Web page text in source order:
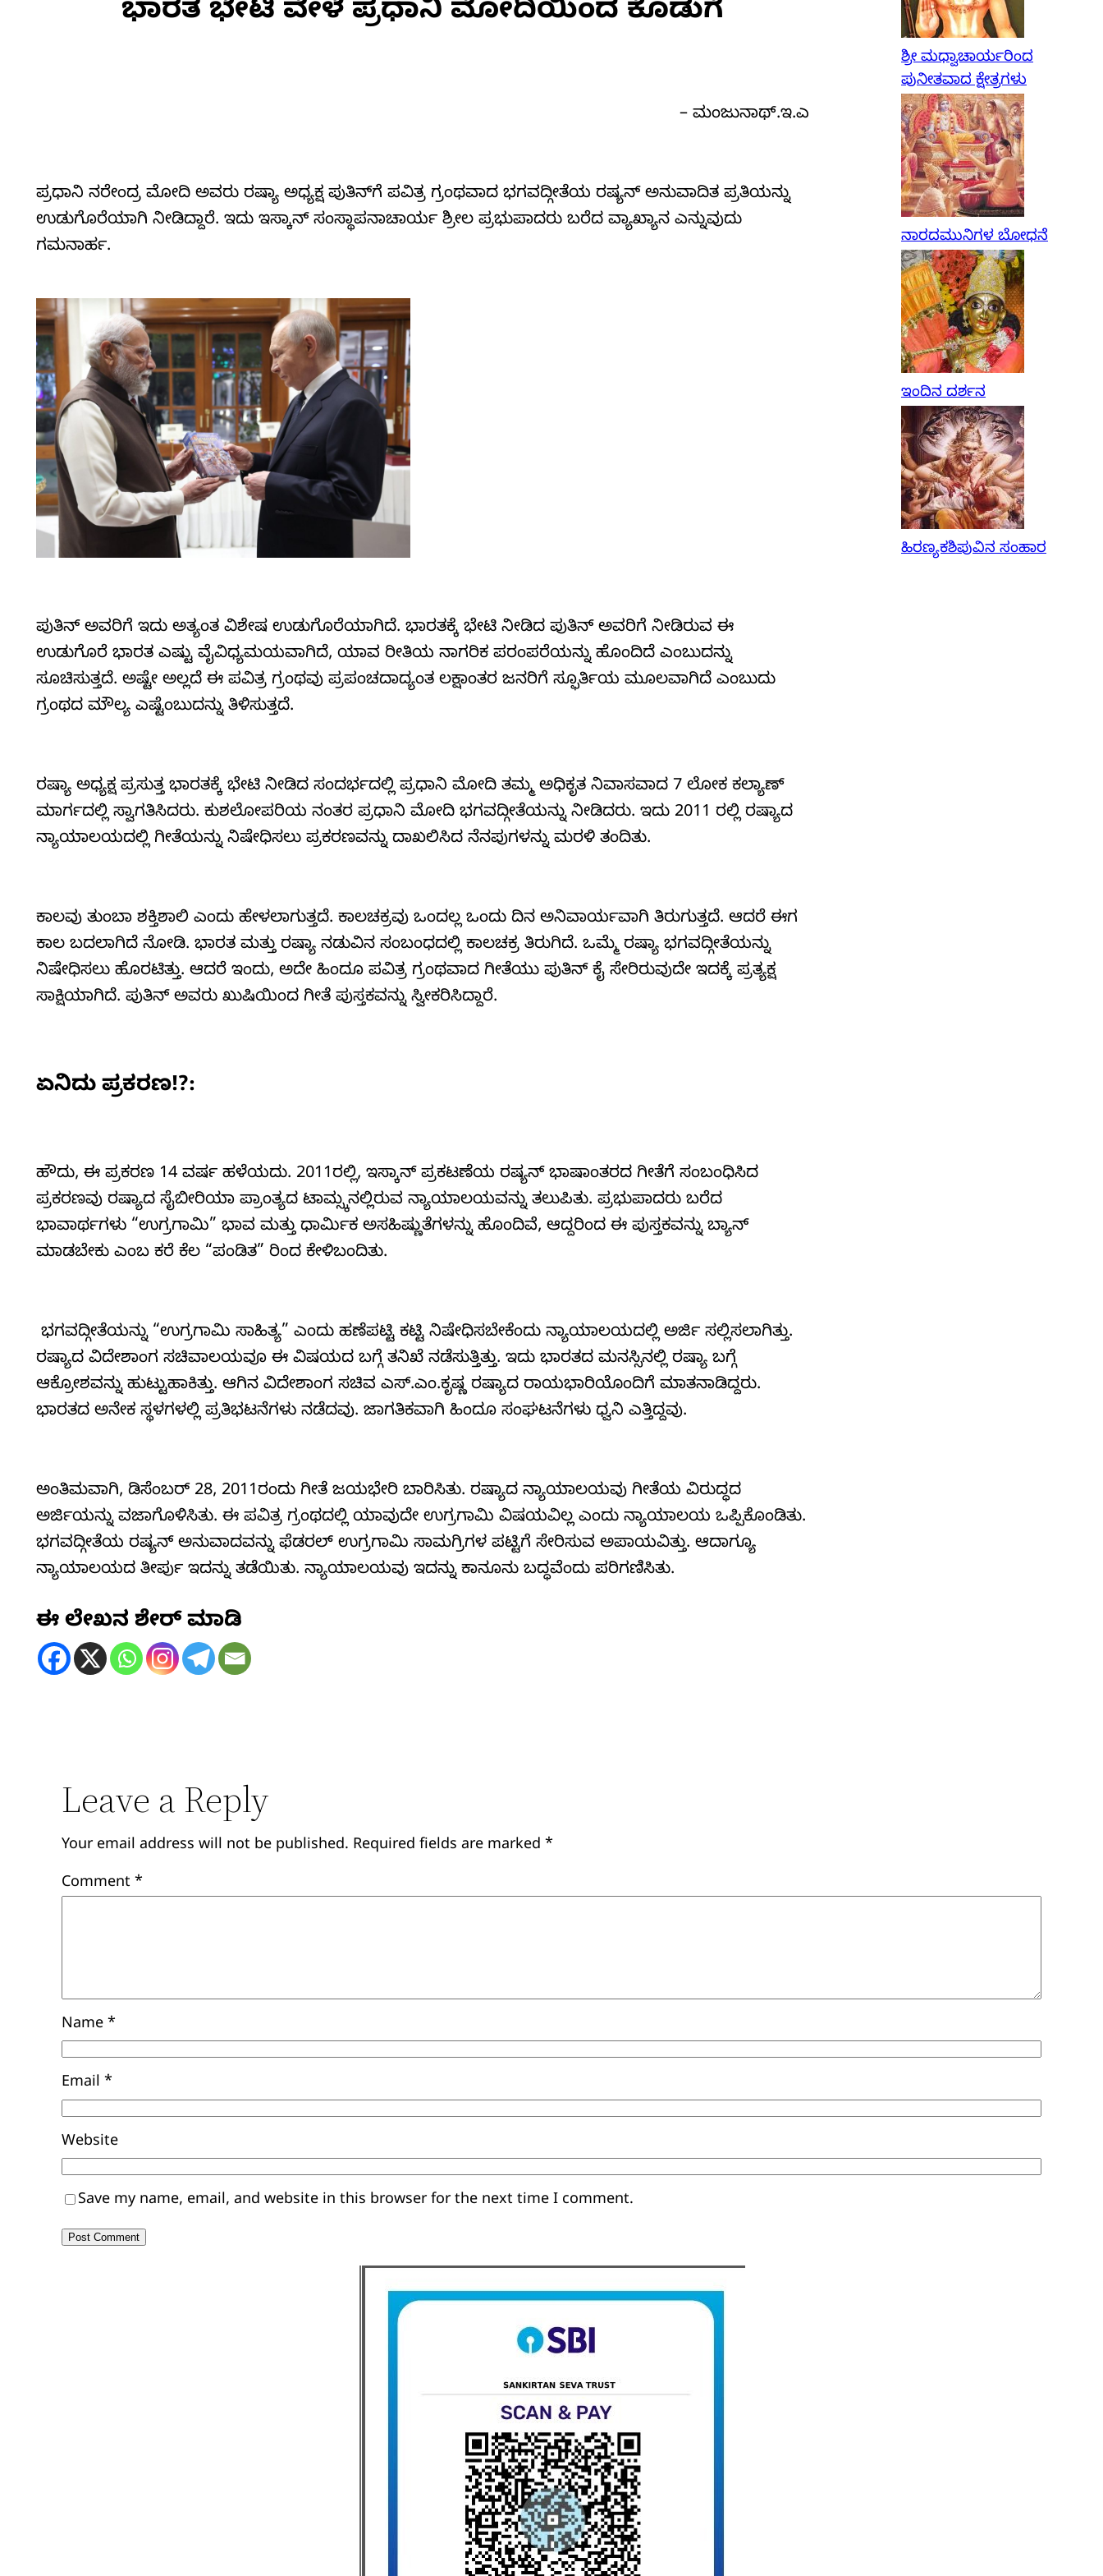
ಭಾರತ ಭೇಟಿ ವೇಳೆ ಪ್ರಧಾನಿ ಮೋದಿಯಿಂದ ಕೊಡುಗೆ
– ಮಂಜುನಾಥ್‌.ಇ.ಎ
ಪ್ರಧಾನಿ ನರೇಂದ್ರ ಮೋದಿ ಅವರು ರಷ್ಯಾ ಅಧ್ಯಕ್ಷ ಪುತಿನ್‌ಗೆ ಪವಿತ್ರ ಗ್ರಂಥವಾದ ಭಗವದ್ಗೀತೆಯ ರಷ್ಯನ್ ಅನುವಾದಿತ ಪ್ರತಿಯನ್ನು
ಉಡುಗೊರೆಯಾಗಿ ನೀಡಿದ್ದಾರೆ.‌ ಇದು ಇಸ್ಕಾನ್‌ ಸಂಸ್ಥಾಪನಾಚಾರ್ಯ ಶ್ರೀಲ ಪ್ರಭುಪಾದರು ಬರೆದ ವ್ಯಾಖ್ಯಾನ ಎನ್ನುವುದು
ಗಮನಾರ್ಹ.
ಪುತಿನ್‌ ಅವರಿಗೆ ಇದು ಅತ್ಯಂತ ವಿಶೇಷ ಉಡುಗೊರೆಯಾಗಿದೆ. ಭಾರತಕ್ಕೆ ಭೇಟಿ ನೀಡಿದ ಪುತಿನ್‌ ಅವರಿಗೆ ನೀಡಿರುವ ಈ
ಉಡುಗೊರೆ ಭಾರತ ಎಷ್ಟು ವೈವಿಧ್ಯಮಯವಾಗಿದೆ, ಯಾವ ರೀತಿಯ ನಾಗರಿಕ ಪರಂಪರೆಯನ್ನು ಹೊಂದಿದೆ ಎಂಬುದನ್ನು
ಸೂಚಿಸುತ್ತದೆ. ಅಷ್ಟೇ ಅಲ್ಲದೆ ಈ ಪವಿತ್ರ ಗ್ರಂಥವು ಪ್ರಪಂಚದಾದ್ಯಂತ ಲಕ್ಷಾಂತರ ಜನರಿಗೆ ಸ್ಫೂರ್ತಿಯ ಮೂಲವಾಗಿದೆ ಎಂಬುದು
ಗ್ರಂಥದ ಮೌಲ್ಯ ಎಷ್ಟೆಂಬುದನ್ನು ತಿಳಿಸುತ್ತದೆ.
ರಷ್ಯಾ ಅಧ್ಯಕ್ಷ ಪ್ರಸುತ್ತ ಭಾರತಕ್ಕೆ ಭೇಟಿ ನೀಡಿದ ಸಂದರ್ಭದಲ್ಲಿ ಪ್ರಧಾನಿ ಮೋದಿ ತಮ್ಮ ಅಧಿಕೃತ ನಿವಾಸವಾದ 7 ಲೋಕ ಕಲ್ಯಾಣ್‌
ಮಾರ್ಗದಲ್ಲಿ ಸ್ವಾಗತಿಸಿದರು. ಕುಶಲೋಪರಿಯ ನಂತರ ಪ್ರಧಾನಿ ಮೋದಿ ಭಗವದ್ಗೀತೆಯನ್ನು ನೀಡಿದರು. ಇದು 2011 ರಲ್ಲಿ ರಷ್ಯಾದ
ನ್ಯಾಯಾಲಯದಲ್ಲಿ ಗೀತೆಯನ್ನು ನಿಷೇಧಿಸಲು ಪ್ರಕರಣವನ್ನು ದಾಖಲಿಸಿದ ನೆನಪುಗಳನ್ನು ಮರಳಿ ತಂದಿತು.
ಕಾಲವು ತುಂಬಾ ಶಕ್ತಿಶಾಲಿ ಎಂದು ಹೇಳಲಾಗುತ್ತದೆ. ಕಾಲಚಕ್ರವು ಒಂದಲ್ಲ ಒಂದು ದಿನ ಅನಿವಾರ್ಯವಾಗಿ ತಿರುಗುತ್ತದೆ. ಆದರೆ ಈಗ
ಕಾಲ ಬದಲಾಗಿದೆ ನೋಡಿ. ಭಾರತ ಮತ್ತು ರಷ್ಯಾ ನಡುವಿನ ಸಂಬಂಧದಲ್ಲಿ ಕಾಲಚಕ್ರ ತಿರುಗಿದೆ. ಒಮ್ಮೆ ರಷ್ಯಾ ಭಗವದ್ಗೀತೆಯನ್ನು
ನಿಷೇಧಿಸಲು ಹೊರಟಿತ್ತು. ಆದರೆ ಇಂದು, ಅದೇ ಹಿಂದೂ ಪವಿತ್ರ ಗ್ರಂಥವಾದ ಗೀತೆಯು ಪುತಿನ್‌ ಕೈ ಸೇರಿರುವುದೇ ಇದಕ್ಕೆ ಪ್ರತ್ಯಕ್ಷ
ಸಾಕ್ಷಿಯಾಗಿದೆ. ಪುತಿನ್‌ ಅವರು ಖುಷಿಯಿಂದ ಗೀತೆ ಪುಸ್ತಕವನ್ನು ಸ್ವೀಕರಿಸಿದ್ದಾರೆ.
ಏನಿದು ಪ್ರಕರಣ!?:
ಹೌದು, ಈ ಪ್ರಕರಣ 14 ವರ್ಷ ಹಳೆಯದು. 2011ರಲ್ಲಿ, ಇಸ್ಕಾನ್‌ ಪ್ರಕಟಣೆಯ ರಷ್ಯನ್‌ ಭಾಷಾಂತರದ ಗೀತೆಗೆ ಸಂಬಂಧಿಸಿದ
ಪ್ರಕರಣವು ರಷ್ಯಾದ ಸೈಬೀರಿಯಾ ಪ್ರಾಂತ್ಯದ ಟಾಮ್ಸ್ಕನಲ್ಲಿರುವ ನ್ಯಾಯಾಲಯವನ್ನು ತಲುಪಿತು. ಪ್ರಭುಪಾದರು ಬರೆದ
ಭಾವಾರ್ಥಗಳು “ಉಗ್ರಗಾಮಿ” ಭಾವ ಮತ್ತು ಧಾರ್ಮಿಕ ಅಸಹಿಷ್ಣುತೆಗಳನ್ನು ಹೊಂದಿವೆ, ಆದ್ದರಿಂದ ಈ ಪುಸ್ತಕವನ್ನು ಬ್ಯಾನ್‌
ಮಾಡಬೇಕು ಎಂಬ ಕರೆ ಕೆಲ “ಪಂಡಿತ” ರಿಂದ ಕೇಳಿಬಂದಿತು.
ಭಗವದ್ಗೀತೆಯನ್ನು “ಉಗ್ರಗಾಮಿ ಸಾಹಿತ್ಯ” ಎಂದು ಹಣೆಪಟ್ಟಿ ಕಟ್ಟಿ ನಿಷೇಧಿಸಬೇಕೆಂದು ನ್ಯಾಯಾಲಯದಲ್ಲಿ ಅರ್ಜಿ ಸಲ್ಲಿಸಲಾಗಿತ್ತು.
ರಷ್ಯಾದ ವಿದೇಶಾಂಗ ಸಚಿವಾಲಯವೂ ಈ ವಿಷಯದ ಬಗ್ಗೆ ತನಿಖೆ ನಡೆಸುತ್ತಿತ್ತು. ಇದು ಭಾರತದ ಮನಸ್ಸಿನಲ್ಲಿ ರಷ್ಯಾ ಬಗ್ಗೆ
ಆಕ್ರೋಶವನ್ನು ಹುಟ್ಟುಹಾಕಿತ್ತು. ಆಗಿನ ವಿದೇಶಾಂಗ ಸಚಿವ ಎಸ್‌.ಎಂ.ಕೃಷ್ಣ ರಷ್ಯಾದ ರಾಯಭಾರಿಯೊಂದಿಗೆ ಮಾತನಾಡಿದ್ದರು.
ಭಾರತದ ಅನೇಕ ಸ್ಥಳಗಳಲ್ಲಿ ಪ್ರತಿಭಟನೆಗಳು ನಡೆದವು. ಜಾಗತಿಕವಾಗಿ ಹಿಂದೂ ಸಂಘಟನೆಗಳು ಧ್ವನಿ ಎತ್ತಿದ್ದವು.
ಅಂತಿಮವಾಗಿ, ಡಿಸೆಂಬರ್‌ 28, 2011ರಂದು ಗೀತೆ ಜಯಭೇರಿ ಬಾರಿಸಿತು. ರಷ್ಯಾದ ನ್ಯಾಯಾಲಯವು ಗೀತೆಯ ವಿರುದ್ಧದ
ಅರ್ಜಿಯನ್ನು ವಜಾಗೊಳಿಸಿತು. ಈ ಪವಿತ್ರ ಗ್ರಂಥದಲ್ಲಿ ಯಾವುದೇ ಉಗ್ರಗಾಮಿ ವಿಷಯವಿಲ್ಲ ಎಂದು ನ್ಯಾಯಾಲಯ ಒಪ್ಪಿಕೊಂಡಿತು.
ಭಗವದ್ಗೀತೆಯ ರಷ್ಯನ್‌ ಅನುವಾದವನ್ನು ಫೆಡರಲ್‌ ಉಗ್ರಗಾಮಿ ಸಾಮಗ್ರಿಗಳ ಪಟ್ಟಿಗೆ ಸೇರಿಸುವ ಅಪಾಯವಿತ್ತು. ಆದಾಗ್ಯೂ
ನ್ಯಾಯಾಲಯದ ತೀರ್ಪು ಇದನ್ನು ತಡೆಯಿತು. ನ್ಯಾಯಾಲಯವು ಇದನ್ನು ಕಾನೂನು ಬದ್ಧವೆಂದು ಪರಿಗಣಿಸಿತು.
ಈ ಲೇಖನ ಶೇರ್ ಮಾಡಿ
ಶ್ರೀ ಮಧ್ವಾಚಾರ್ಯರಿಂದ
ಪುನೀತವಾದ ಕ್ಷೇತ್ರಗಳು
ನಾರದಮುನಿಗಳ ಬೋಧನೆ
ಇಂದಿನ ದರ್ಶನ
ಹಿರಣ್ಯಕಶಿಪುವಿನ ಸಂಹಾರ
Leave a Reply
Your email address will not be published. Required fields are marked*
Comment*
Name*
Email*
Website
Save my name, email, and website in this browser for the next time I comment.